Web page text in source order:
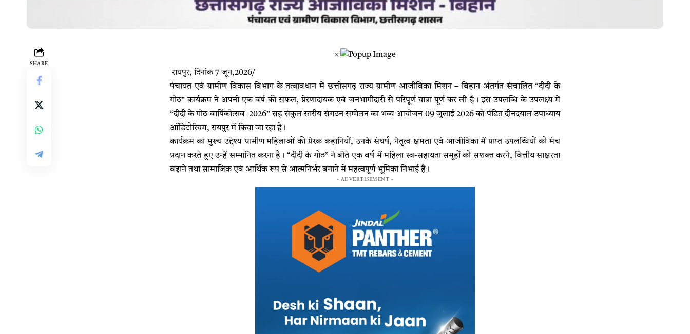
SHARE
×
रायपुर, दिनांक 7 जून,2026/
पंचायत एवं ग्रामीण विकास विभाग के तत्वावधान में छत्तीसगढ़ राज्य ग्रामीण आजीविका मिशन – बिहान अंतर्गत संचालित “दीदी के
गोठ” कार्यक्रम ने अपनी एक वर्ष की सफल, प्रेरणादायक एवं जनभागीदारी से परिपूर्ण यात्रा पूर्ण कर ली है। इस उपलब्धि के उपलक्ष्य में
“दीदी के गोठ वार्षिकोत्सव–2026” सह संकुल स्तरीय संगठन सम्मेलन का भव्य आयोजन 09 जुलाई 2026 को पंडित दीनदयाल उपाध्याय
ऑडिटोरियम, रायपुर में किया जा रहा है।
कार्यक्रम का मुख्य उद्देश्य ग्रामीण महिलाओं की प्रेरक कहानियों, उनके संघर्ष, नेतृत्व क्षमता एवं आजीविका में प्राप्त उपलब्धियों को मंच
प्रदान करते हुए उन्हें सम्मानित करना है। “दीदी के गोठ” ने बीते एक वर्ष में महिला स्व-सहायता समूहों को सशक्त करने, वित्तीय साक्षरता
बढ़ाने तथा सामाजिक एवं आर्थिक रूप से आत्मनिर्भर बनाने में महत्वपूर्ण भूमिका निभाई है।
- ADVERTISEMENT -